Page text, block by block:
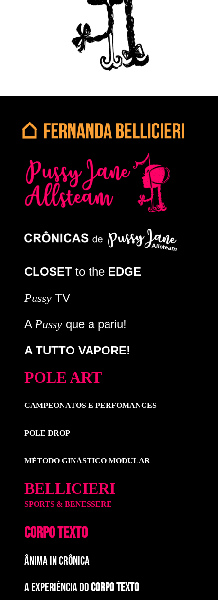
CLOSET to the EDGE
Pussy TV
A Pussy que a pariu!
A TUTTO VAPORE!
POLE ART
CAMPEONATOS E PERFOMANCES
POLE DROP
MÉTODO GINÁSTICO MODULAR
BELLICIERI
SPORTS & BENESSERE
CORPO TEXTO
ÂNIMA IN CRÔNICA
A EXPERIÊNCIA DOCORPO TEXTO